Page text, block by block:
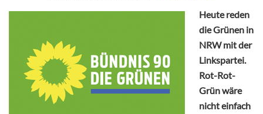
Heute reden
die Grünen in
NRW mit der
Linkspartei.
Rot-Rot-
Grün wäre
nicht einfach